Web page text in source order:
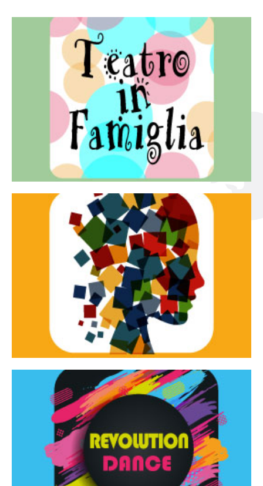
Teatro in famiglia
Teatro In Famiglia è una rassegna di teatro concepita
per far condividere e godere del teatro all’intera
famiglia.
Continua
Tracce dinamiche
Tracce Dinamiche è una rassegna di teatro
d’innovazione e sperimentale.
Continua
Revolution Dance
Rassegna di danza contemporanea – I Edizione